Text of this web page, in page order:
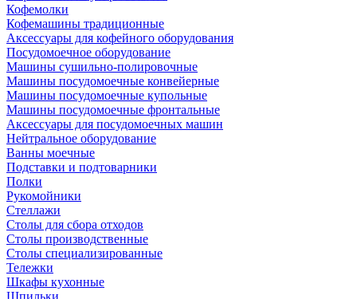
Кофемолки
Кофемашины традиционные
Аксессуары для кофейного оборудования
Посудомоечное оборудование
Машины сушильно-полировочные
Машины посудомоечные конвейерные
Машины посудомоечные купольные
Машины посудомоечные фронтальные
Аксессуары для посудомоечных машин
Нейтральное оборудование
Ванны моечные
Подставки и подтоварники
Полки
Рукомойники
Стеллажи
Столы для сбора отходов
Столы производственные
Столы специализированные
Тележки
Шкафы кухонные
Шпильки